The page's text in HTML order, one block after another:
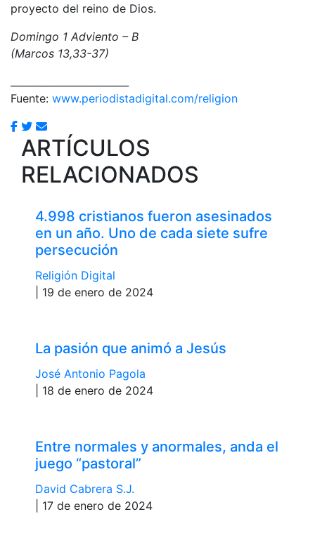
proyecto del reino de Dios.
Domingo 1 Adviento – B
(Marcos 13,33-37)
Fuente: www.periodistadigital.com/religion
ARTÍCULOS
RELACIONADOS
4.998 cristianos fueron asesinados
en un año. Uno de cada siete sufre
persecución
Religión Digital
| 19 de enero de 2024
La pasión que animó a Jesús
José Antonio Pagola
| 18 de enero de 2024
Entre normales y anormales, anda el
juego “pastoral”
David Cabrera S.J.
| 17 de enero de 2024